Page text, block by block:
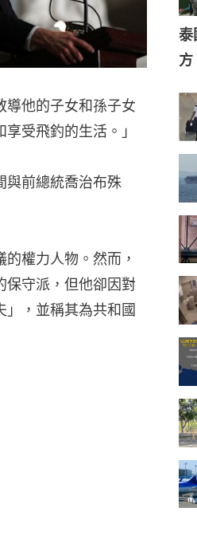
導他的子女和孫子女
受飛釣的生活。」
與前總統喬治布殊
權力人物。然而，
保守派，但他卻因對
」，並稱其為共和國
方